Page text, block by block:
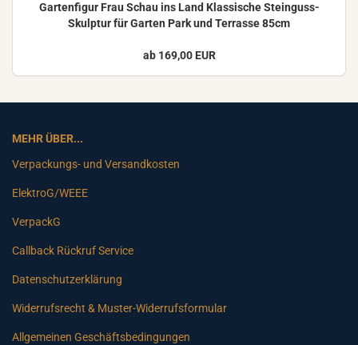
Gar­ten­fi­gur Frau Schau ins Land Klas­si­sche Steinguss-​
Skulptur für Gar­ten Park und Ter­ras­se 85cm
ab 169,00 EUR
MEHR ÜBER...
Verpackungs- und Versandkosten
ElektroG/WEEE
VerpackG
Callback Rückruf Service
Datenschutzerklärung
Widerrufsrecht & Muster-Widerrufsformular
Allgemeinen Geschäftsbedingungen